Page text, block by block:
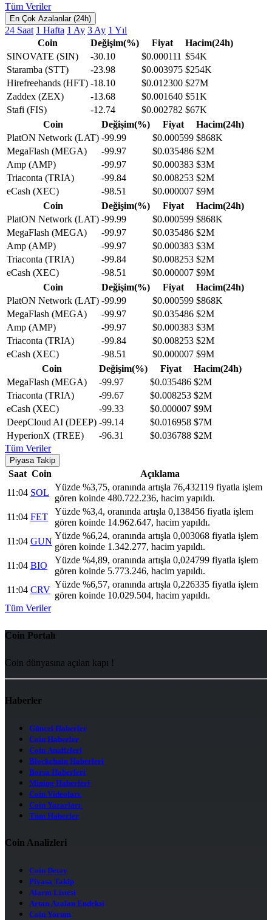
Tüm Veriler
En Çok Azalanlar (24h)
24 Saat 1 Hafta 1 Ay 3 Ay 1 Yıl
Coin
Değişim(%) Fiyat
Hacim(24h)
SINOVATE (SIN)
-30.10 $0.000111 $54K
Staramba (STT)
-23.98 $0.003975 $254K
Hirefreehands (HFT) -18.10 $0.012300 $27M
Zaddex (ZEX)
-13.68 $0.001640 $51K
Stafi (FIS)
-12.74 $0.002782 $67K
Coin
Değişim(%) Fiyat
Hacim(24h)
PlatON Network (LAT) -99.99 $0.000599 $868K
MegaFlash (MEGA)
-99.97 $0.035486 $2M
Amp (AMP)
-99.97 $0.000383 $3M
Triaconta (TRIA)
-99.84 $0.008253 $2M
eCash (XEC)
-98.51 $0.000007 $9M
Coin
Değişim(%) Fiyat
Hacim(24h)
PlatON Network (LAT) -99.99 $0.000599 $868K
MegaFlash (MEGA)
-99.97 $0.035486 $2M
Amp (AMP)
-99.97 $0.000383 $3M
Triaconta (TRIA)
-99.84 $0.008253 $2M
eCash (XEC)
-98.51 $0.000007 $9M
Coin
Değişim(%) Fiyat
Hacim(24h)
PlatON Network (LAT) -99.99 $0.000599 $868K
MegaFlash (MEGA)
-99.97 $0.035486 $2M
Amp (AMP)
-99.97 $0.000383 $3M
Triaconta (TRIA)
-99.84 $0.008253 $2M
eCash (XEC)
-98.51 $0.000007 $9M
Coin
Değişim(%) Fiyat
Hacim(24h)
MegaFlash (MEGA)
-99.97 $0.035486 $2M
Triaconta (TRIA)
-99.67 $0.008253 $2M
eCash (XEC)
-99.33 $0.000007 $9M
DeepCloud AI (DEEP) -99.14 $0.016958 $7M
HyperionX (TREE)
-96.31 $0.036788 $2M
Tüm Veriler
Piyasa Takip
Saat Coin
Açıklama
11:04 SOL
Yüzde %3,75, oranında artışla 76,432119 fiyatla işlem
gören koinde 480.722.236, hacim yapıldı.
11:04 FET
Yüzde %3,4, oranında artışla 0,138456 fiyatla işlem
gören koinde 14.962.647, hacim yapıldı.
11:04 GUN
Yüzde %6,24, oranında artışla 0,003068 fiyatla işlem
gören koinde 1.342.277, hacim yapıldı.
11:04 BIO
Yüzde %4,89, oranında artışla 0,024799 fiyatla işlem
gören koinde 5.773.246, hacim yapıldı.
11:04 CRV
Yüzde %6,57, oranında artışla 0,226335 fiyatla işlem
gören koinde 10.029.504, hacim yapıldı.
Tüm Veriler
Coin Portalı
Coin dünyasına açılan kapı !
Haberler
Güncel Haberler
Coin Haberler
Coin Analizleri
Blockchain Haberleri
Borsa Haberleri
Mining Haberleri
Coin Videoları
Coin Yazarları
Tüm Haberler
Coin Analizleri
Coin Detay
Piyasa Takip
Alarm Listesi
Artan Azalan Endeksi
Coin Yorum